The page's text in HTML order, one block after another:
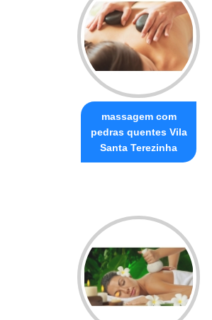
massagem com
pedras quentes Vila
Santa Terezinha